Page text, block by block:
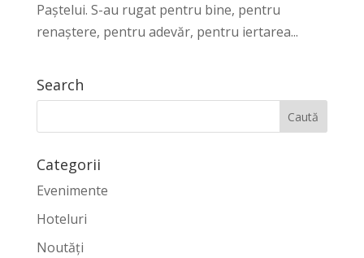
Paștelui. S-au rugat pentru bine, pentru
renaștere, pentru adevăr, pentru iertarea...
Search
Categorii
Evenimente
Hoteluri
Noutăți